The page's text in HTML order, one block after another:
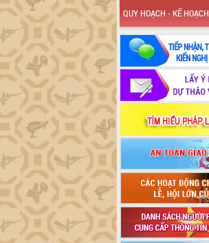
QUY HOẠCH - KẾ HOẠCH